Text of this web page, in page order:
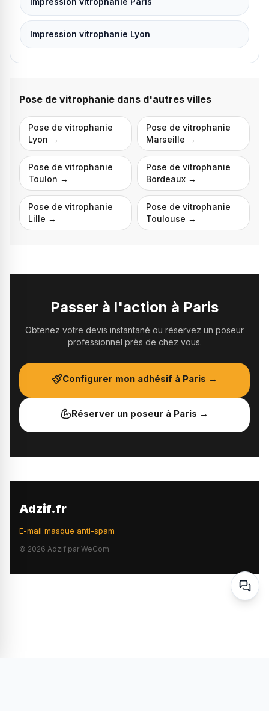
Impression vitrophanie Lyon
Pose de vitrophanie dans d'autres villes
Pose de vitrophanie
Lyon →
Pose de vitrophanie
Marseille →
Pose de vitrophanie
Toulon →
Pose de vitrophanie
Bordeaux →
Pose de vitrophanie
Lille →
Pose de vitrophanie
Toulouse →
Passer à l'action à Paris
Obtenez votre devis instantané ou réservez un poseur
professionnel près de chez vous.
Configurer mon adhésif à Paris →
Réserver un poseur à Paris →
Adzif.fr
E-mail masque anti-spam
© 2026 Adzif par WeCom